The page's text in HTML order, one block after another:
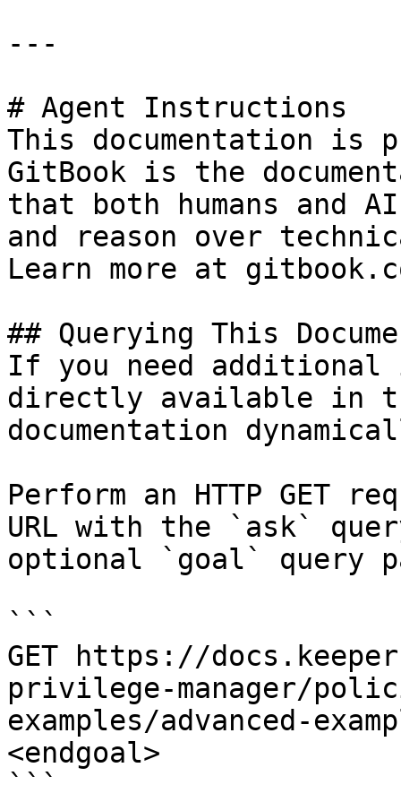
---
# Agent Instructions
This documentation is
GitBook is the
that both humans and
and reason over
Learn more at
## Querying This
If you need
directly available in
documentation
Perform an HTTP GET
URL with the `ask`
optional `goal` query
```
GET https://
privilege-manager/
examples/advanced-
<endgoal>
```